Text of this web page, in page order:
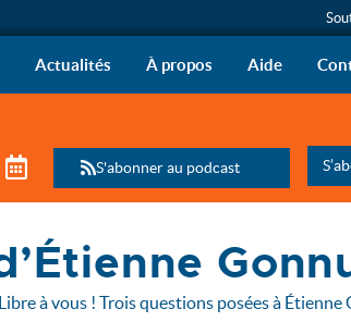
sur vos
Actualités À propos Aide
Mastodon
Télécharger le calendrier des
S'abonner au podcast
à vous ! Trois questions posées à Étienne